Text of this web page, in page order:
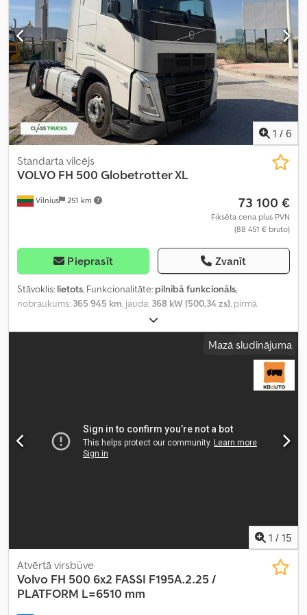
1 / 6
Vilnius 251 km
Standarta vilcējs
VOLVO FH 500 Globetrotter XL
73 100 €
Fiksēta cena plus PVN
(88 451 € bruto)
Pieprasīt Zvanīt
Stāvoklis: lietots, Funkcionalitāte: pilnībā funkcionāls,
nobraukums: 365 945 km, jauda: 368 kW (500,34 zs), pirmā
, degvielas veids:
svars:8 177 kg, asu konfigurācija:4x2, riteņu bāze:380 mm, krāsa:
, emisijas klase:Euro 6,
12 777 cm³,
pilna apkope vēsture,
Mazā sludinājuma
1 / 15
Atvērtā virsbūve
Volvo FH 500 6x2 FASSI F195A.2.25 /
PLATFORM L=6510 mm